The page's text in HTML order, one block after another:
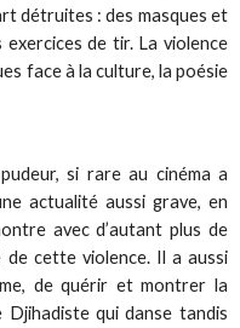
détruites : des masques et
de tir. La violence
face à la culture, la poésie
si rare au cinéma a
actualité aussi grave, en
avec d’autant plus de
cette violence. Il a aussi
de quérir et montrer la
qui danse tandis